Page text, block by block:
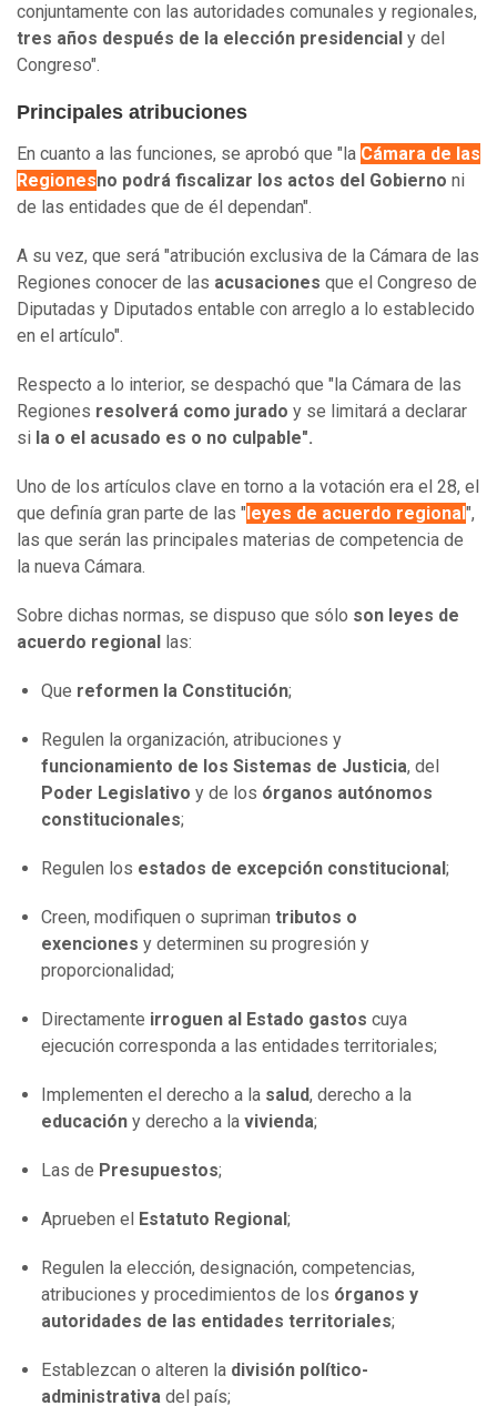
conjuntamente con las autoridades comunales y regionales,
tres años después de la elección presidencial y del
Congreso".
Principales atribuciones
En cuanto a las funciones, se aprobó que "la Cámara de las
Regionesno podrá fiscalizar los actos del Gobierno ni
de las entidades que de él dependan".
A su vez, que será "atribución exclusiva de la Cámara de las
Regiones conocer de las acusaciones que el Congreso de
Diputadas y Diputados entable con arreglo a lo establecido
en el artículo".
Respecto a lo interior, se despachó que "la Cámara de las
Regiones resolverá como jurado y se limitará a declarar
si la o el acusado es o no culpable".
Uno de los artículos clave en torno a la votación era el 28, el
que definía gran parte de las " leyes de acuerdo regional ",
las que serán las principales materias de competencia de
la nueva Cámara.
Sobre dichas normas, se dispuso que sólo son leyes de
acuerdo regional
las:
Que reformen la Constitución;
Regulen la organización, atribuciones y
funcionamiento de los Sistemas de Justicia, del
Poder Legislativo y de los órganos autónomos
constitucionales;
Regulen los estados de excepción constitucional ;
Creen, modifiquen o supriman tributos o
exenciones y determinen su progresión y
proporcionalidad;
Directamente irroguen al Estado gastos cuya
ejecución corresponda a las entidades territoriales;
Implementen el derecho a la salud, derecho a la
educación y derecho a la vivienda;
Las de Presupuestos;
Aprueben el Estatuto Regional ;
Regulen la elección, designación, competencias,
atribuciones y procedimientos de los órganos y
autoridades de las entidades territoriales;
Establezcan o alteren la división político-
administrativa del país;